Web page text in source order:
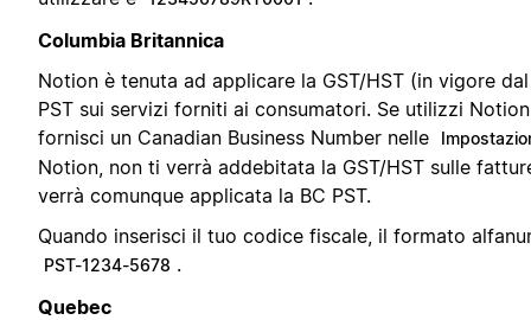
Columbia Britannica
Notion è tenuta ad applicare la GST/HST (in vigore
PST sui servizi forniti ai consumatori. Se utilizzi
fornisci un Canadian Business Number nelle
Notion, non ti verrà addebitata la GST/HST sulle
verrà comunque applicata la BC PST.
Quando inserisci il tuo codice fiscale, il formato
PST-1234-5678 .
Quebec